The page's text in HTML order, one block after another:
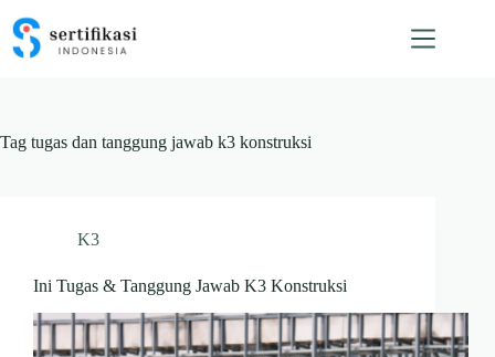
content
Tag tugas dan tanggung jawab k3 konstruksi
K3
Ini Tugas & Tanggung Jawab K3 Konstruksi